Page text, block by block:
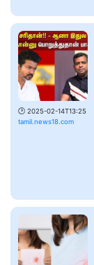
🕑 2025-02-14T13:25
tamil.news18.com